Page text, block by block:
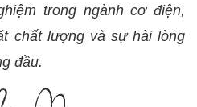
trong ngành cơ điện,
chất lượng và sự hài lòng
đầu.